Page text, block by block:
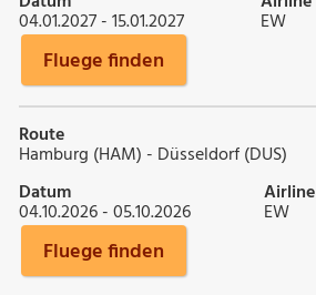
04.01.2027 - 15.01.2027 EW
Fluege finden
Route
Hamburg (HAM) - Düsseldorf (DUS)
Datum
04.10.2026 - 05.10.2026
Airline
EW
Fluege finden